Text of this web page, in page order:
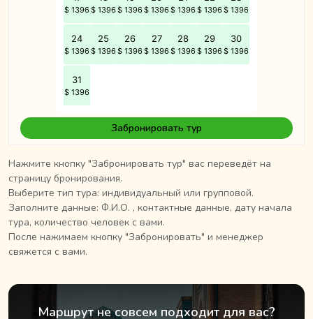
Забронировать тур
Нажмите кнопку "Забронировать тур" вас переведёт на
страницу бронирования.
Выберите тип тура: индивидуальный или групповой.
Заполните данные: Ф.И.О. , контактные данные, дату начала
тура, количество человек с вами.
После нажимаем кнопку "Забронировать" и менеджер
свяжется с вами.
Маршрут не совсем подходит для вас?